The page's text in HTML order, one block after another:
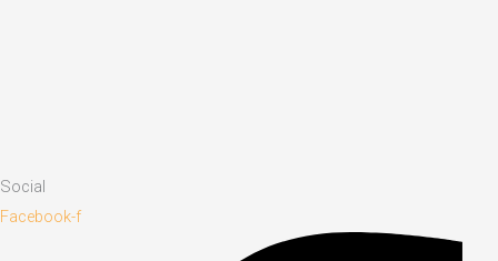
Social
Facebook-f